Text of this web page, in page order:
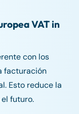
VAT in
con los
facturación
Esto reduce la
futuro.